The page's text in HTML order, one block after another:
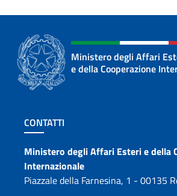
Ministero degli Affari
e della Cooperazione
Sezione footer
CONTATTI
Contatti
Ministero degli Affari Esteri e della
Internazionale
Piazzale della Farnesina, 1 - 00135